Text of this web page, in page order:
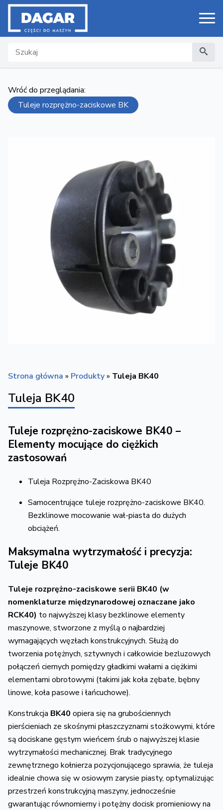
Search
Wróć do przeglądania:
Tuleje rozprężno-zaciskowe BK
Strona główna » Produkty» Tuleja BK40
Tuleja BK40
Tuleje rozprężno-zaciskowe BK40 –
Elementy mocujące do ciężkich
zastosowań
Tuleja Rozprężno-Zaciskowa BK40
Samocentrujące tuleje rozprężno-zaciskowe BK40.
Bezklinowe mocowanie wał-piasta do dużych
obciążeń.
Maksymalna wytrzymałość i precyzja:
Tuleje BK40
Tuleje rozprężno-zaciskowe serii BK40 (w
nomenklaturze międzynarodowej oznaczane jako
RCK40) to najwyższej klasy bezklinowe elementy
maszynowe, stworzone z myślą o najbardziej
wymagających węzłach konstrukcyjnych. Służą do
tworzenia potężnych, sztywnych i całkowicie bezluzowych
połączeń ciernych pomiędzy gładkimi wałami a ciężkimi
elementami obrotowymi (takimi jak koła zębate, bębny
linowe, koła pasowe i łańcuchowe).
Konstrukcja BK40 opiera się na grubościennych
pierścieniach ze skośnymi płaszczyznami stożkowymi, które
są dociskane gęstym wieńcem śrub o najwyższej klasie
wytrzymałości mechanicznej. Brak tradycyjnego
zewnętrznego kołnierza pozycjonującego sprawia, że tuleja
idealnie chowa się w osiowym zarysie piasty, optymalizując
przestrzeń konstrukcyjną maszyny, jednocześnie
gwarantując równomierny i potężny docisk promieniowy na